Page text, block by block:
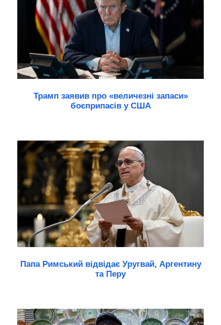
Трамп заявив про «величезні запаси»
боєприпасів у США
Папа Римський відвідає Уругвай, Аргентину
та Перу